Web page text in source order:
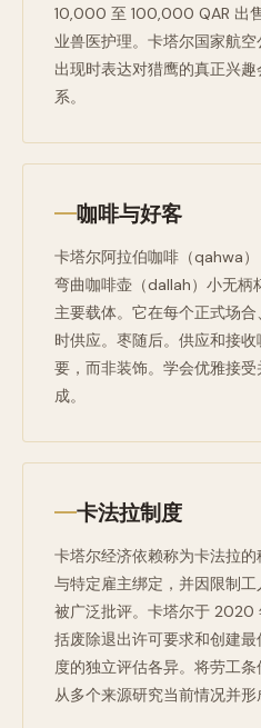
10,000 至 100,000 QAR 出
业兽医护理。卡塔尔国家航空
出现时表达对猎鹰的真正兴趣
系。
咖啡与好客
卡塔尔阿拉伯咖啡（qahwa
弯曲咖啡壶（dallah）小无柄
主要载体。它在每个正式场合
时供应。枣随后。供应和接收
要，而非装饰。学会优雅接受
成。
卡法拉制度
卡塔尔经济依赖称为卡法拉的
与特定雇主绑定，并因限制工
被广泛批评。卡塔尔于 2020
括废除退出许可要求和创建最
度的独立评估各异。将劳工条
从多个来源研究当前情况并形